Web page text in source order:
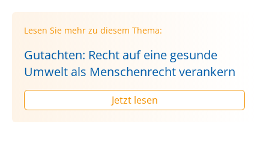
Lesen Sie mehr zu diesem Thema:
Gutachten: Recht auf eine gesunde
Umwelt als Menschenrecht verankern
Jetzt lesen